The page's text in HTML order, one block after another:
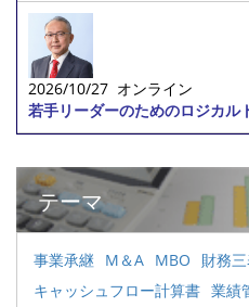
2026/10/27 オンライン
若手リーダーのためのロジカル
テーマ
事業承継 M＆A MBO 財務
キャッシュフロー計算書 業績